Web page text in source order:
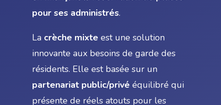
pour ses administrés.
La crèche mixteest une solution
innovante aux besoins de garde des
résidents. Elle est basée sur un
partenariat public/privééquilibré qui
présente de réels atouts pour les